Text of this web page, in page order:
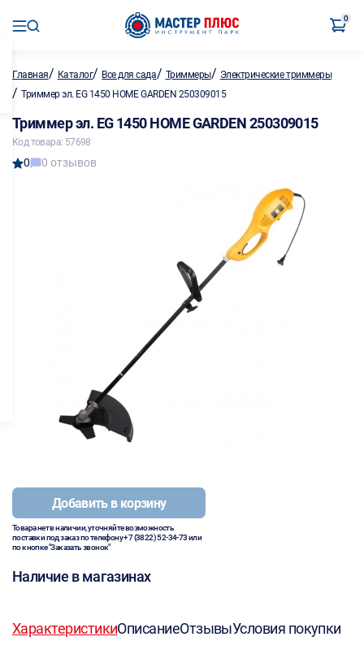
0
Главная/ Каталог/ Все для сада/ Триммеры/ Электрические триммеры
/ Триммер эл. EG 1450 HOME GARDEN 250309015
Триммер эл. EG 1450 HOME GARDEN 250309015
Код товара: 57698
0 0 отзывов
Добавить в корзину
Товара нет в наличии, уточняйте возможность
поставки под заказ по телефону+7 (3822) 52-34-73или
по кнопке "Заказать звонок"
Наличие в магазинах
ХарактеристикиОписаниеОтзывыУсловия покупки